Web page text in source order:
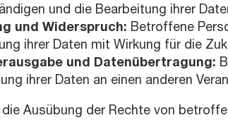
und die Bearbeitung ihrer
und Widerspruch: Betroffene
ihrer Daten mit Wirkung für die
und Datenübertragung:
ihrer Daten an einen anderen
Ausübung der Rechte von